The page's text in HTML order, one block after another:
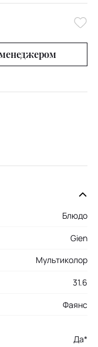
Блюдо
Gien
Мультиколор
31.6
Фаянс
Да*